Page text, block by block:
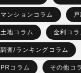
マンションコラム
土地コラム 金利コラ
調査/ランキングコラム
PRコラム その他コ